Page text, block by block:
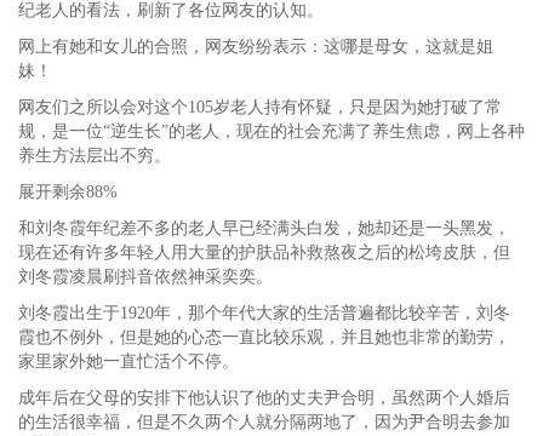
纪老人的看法，刷新了各位网友的认知。
网上有她和女儿的合照，网友纷纷表示：这哪是母女，这就是姐
妹！
网友们之所以会对这个105岁老人持有怀疑，只是因为她打破了常
规，是一位“逆生长”的老人，现在的社会充满了养生焦虑，网上各种
养生方法层出不穷。
展开剩余88%
和刘冬霞年纪差不多的老人早已经满头白发，她却还是一头黑发，
现在还有许多年轻人用大量的护肤品补救熬夜之后的松垮皮肤，但
刘冬霞凌晨刷抖音依然神采奕奕。
刘冬霞出生于1920年，那个年代大家的生活普遍都比较辛苦，刘冬
霞也不例外，但是她的心态一直比较乐观，并且她也非常的勤劳，
家里家外她一直忙活个不停。
成年后在父母的安排下他认识了他的丈夫尹合明，虽然两个人婚后
的生活很幸福，但是不久两个人就分隔两地了，因为尹合明去参加